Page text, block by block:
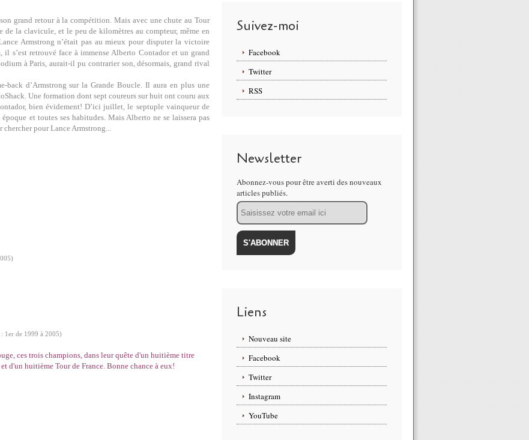
grand retour à la compétition. Mais avec une chute au Tour
la clavicule, et le peu de kilomètres au compteur, même en
Armstrong n’était pas au mieux pour disputer la victoire
s’est retrouvé face à immense Alberto Contador et un grand
à Paris, aurait-il pu contrarier son, désormais, grand rival
back d’Armstrong sur la Grande Boucle. Il aura en plus une
Une formation dont sept coureurs sur huit ont couru aux
bien évidement! D’ici juillet, le septuple vainqueur de
et toutes ses habitudes. Mais Alberto ne se laissera pas
chercher pour Lance Armstrong...
1er de 1999 à 2005)
ces trois champions, dans leur quête d'un huitième titre
d'un huitième Tour de France. Bonne chance à eux!
Suivez-moi
Facebook
Twitter
RSS
Newsletter
Abonnez-vous pour être averti des nouveaux
articles publiés.
Email
Liens
Nouveau site
Facebook
Twitter
Instagram
YouTube